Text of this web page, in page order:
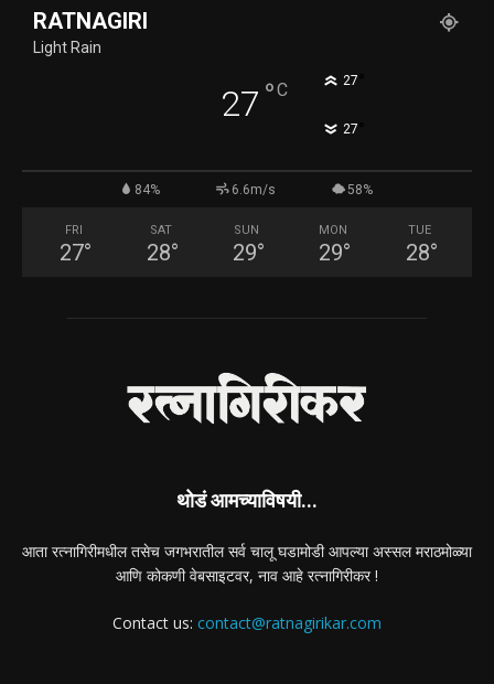
RATNAGIRI
Light Rain
27 °C 27
27
84% 6.6m/s 58%
FRI
27°
SAT
28°
SUN
29°
MON
29°
TUE
28°
थोडं आमच्याविषयी...
आता रत्नागिरीमधील तसेच जगभरातील सर्व चालू घडामोडी आपल्या अस्सल मराठमोळ्या
आणि कोकणी वेबसाइटवर, नाव आहे रत्नागिरीकर !
Contact us: contact@ratnagirikar.com